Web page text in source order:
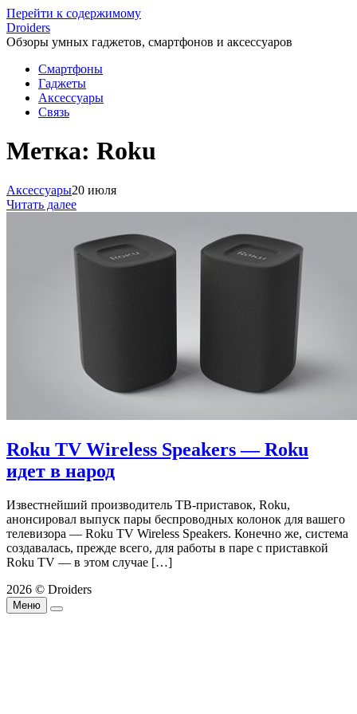
Перейти к содержимому
Droiders
Обзоры умных гаджетов, смартфонов и аксессуаров
Смартфоны
Гаджеты
Аксессуары
Связь
Метка: Roku
Аксессуары20 июля
Читать далее
Roku TV Wireless Speakers — Roku
идет в народ
Известнейший производитель ТВ-приставок, Roku,
анонсировал выпуск пары беспроводных колонок для вашего
телевизора — Roku TV Wireless Speakers. Конечно же, система
создавалась, прежде всего, для работы в паре с приставкой
Roku TV — в этом случае […]
2026 © Droiders
Меню